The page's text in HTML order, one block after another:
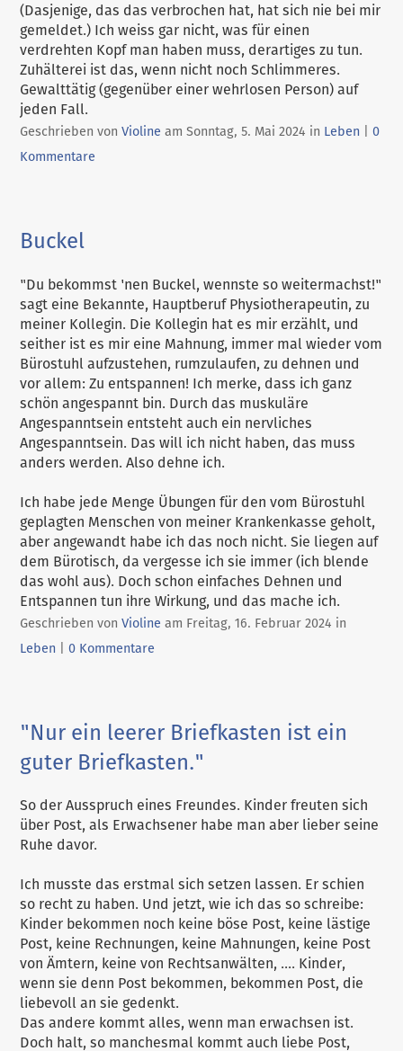
(Dasjenige, das das verbrochen hat, hat sich nie bei mir
gemeldet.) Ich weiss gar nicht, was für einen
verdrehten Kopf man haben muss, derartiges zu tun.
Zuhälterei ist das, wenn nicht noch Schlimmeres.
Gewalttätig (gegenüber einer wehrlosen Person) auf
jeden Fall.
Geschrieben vonVioline amSonntag, 5. Mai 2024 in Kategorien:
Leben |0
Kommentare
Buckel
"Du bekommst 'nen Buckel, wennste so weitermachst!"
sagt eine Bekannte, Hauptberuf Physiotherapeutin, zu
meiner Kollegin. Die Kollegin hat es mir erzählt, und
seither ist es mir eine Mahnung, immer mal wieder vom
Bürostuhl aufzustehen, rumzulaufen, zu dehnen und
vor allem: Zu entspannen! Ich merke, dass ich ganz
schön angespannt bin. Durch das muskuläre
Angespanntsein entsteht auch ein nervliches
Angespanntsein. Das will ich nicht haben, das muss
anders werden. Also dehne ich.
Ich habe jede Menge Übungen für den vom Bürostuhl
geplagten Menschen von meiner Krankenkasse geholt,
aber angewandt habe ich das noch nicht. Sie liegen auf
dem Bürotisch, da vergesse ich sie immer (ich blende
das wohl aus). Doch schon einfaches Dehnen und
Entspannen tun ihre Wirkung, und das mache ich.
Geschrieben vonVioline am Freitag, 16. Februar 2024 in
Leben |0 Kommentare
"Nur ein leerer Briefkasten ist ein
guter Briefkasten."
So der Ausspruch eines Freundes. Kinder freuten sich
über Post, als Erwachsener habe man aber lieber seine
Ruhe davor.
Ich musste das erstmal sich setzen lassen. Er schien
so recht zu haben. Und jetzt, wie ich das so schreibe:
Kinder bekommen noch keine böse Post, keine lästige
Post, keine Rechnungen, keine Mahnungen, keine Post
von Ämtern, keine von Rechtsanwälten, .... Kinder,
wenn sie denn Post bekommen, bekommen Post, die
liebevoll an sie gedenkt.
Das andere kommt alles, wenn man erwachsen ist.
Doch halt, so manchesmal kommt auch liebe Post,